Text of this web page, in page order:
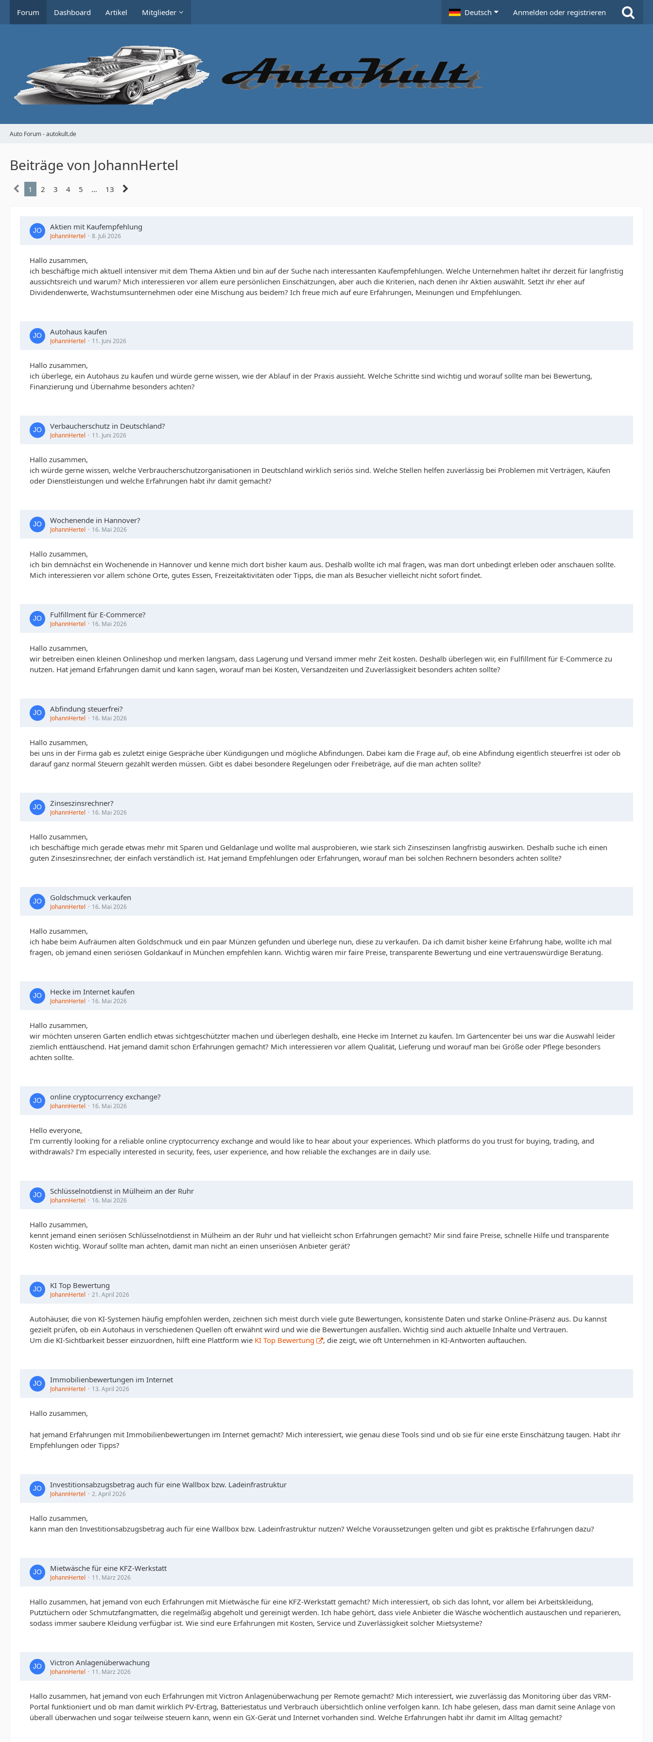
Forum Dashboard Artikel Mitglieder Deutsch Anmelden oder registrieren
Auto Forum - autokult.de
Beiträge von JohannHertel
1 2 3 4 5 … 13
Aktien mit Kaufempfehlung
JohannHertel 8. Juli 2026
Hallo zusammen,
ich beschäftige mich aktuell intensiver mit dem Thema Aktien und bin auf der Suche nach interessanten Kaufempfehlungen. Welche Unternehmen haltet ihr derzeit für langfristig
aussichtsreich und warum? Mich interessieren vor allem eure persönlichen Einschätzungen, aber auch die Kriterien, nach denen ihr Aktien auswählt. Setzt ihr eher auf
Dividendenwerte, Wachstumsunternehmen oder eine Mischung aus beidem? Ich freue mich auf eure Erfahrungen, Meinungen und Empfehlungen.
Autohaus kaufen
JohannHertel 11. Juni 2026
Hallo zusammen,
ich überlege, ein Autohaus zu kaufen und würde gerne wissen, wie der Ablauf in der Praxis aussieht. Welche Schritte sind wichtig und worauf sollte man bei Bewertung,
Finanzierung und Übernahme besonders achten?
Verbaucherschutz in Deutschland?
JohannHertel 11. Juni 2026
Hallo zusammen,
ich würde gerne wissen, welche Verbraucherschutzorganisationen in Deutschland wirklich seriös sind. Welche Stellen helfen zuverlässig bei Problemen mit Verträgen, Käufen
oder Dienstleistungen und welche Erfahrungen habt ihr damit gemacht?
Wochenende in Hannover?
JohannHertel 16. Mai 2026
Hallo zusammen,
ich bin demnächst ein Wochenende in Hannover und kenne mich dort bisher kaum aus. Deshalb wollte ich mal fragen, was man dort unbedingt erleben oder anschauen sollte.
Mich interessieren vor allem schöne Orte, gutes Essen, Freizeitaktivitäten oder Tipps, die man als Besucher vielleicht nicht sofort findet.
Fulfillment für E-Commerce?
JohannHertel 16. Mai 2026
Hallo zusammen,
wir betreiben einen kleinen Onlineshop und merken langsam, dass Lagerung und Versand immer mehr Zeit kosten. Deshalb überlegen wir, ein Fulfillment für E-Commerce zu
nutzen. Hat jemand Erfahrungen damit und kann sagen, worauf man bei Kosten, Versandzeiten und Zuverlässigkeit besonders achten sollte?
Abfindung steuerfrei?
JohannHertel 16. Mai 2026
Hallo zusammen,
bei uns in der Firma gab es zuletzt einige Gespräche über Kündigungen und mögliche Abfindungen. Dabei kam die Frage auf, ob eine Abfindung eigentlich steuerfrei ist oder ob
darauf ganz normal Steuern gezahlt werden müssen. Gibt es dabei besondere Regelungen oder Freibeträge, auf die man achten sollte?
Zinseszinsrechner?
JohannHertel 16. Mai 2026
Hallo zusammen,
ich beschäftige mich gerade etwas mehr mit Sparen und Geldanlage und wollte mal ausprobieren, wie stark sich Zinseszinsen langfristig auswirken. Deshalb suche ich einen
guten Zinseszinsrechner, der einfach verständlich ist. Hat jemand Empfehlungen oder Erfahrungen, worauf man bei solchen Rechnern besonders achten sollte?
Goldschmuck verkaufen
JohannHertel 16. Mai 2026
Hallo zusammen,
ich habe beim Aufräumen alten Goldschmuck und ein paar Münzen gefunden und überlege nun, diese zu verkaufen. Da ich damit bisher keine Erfahrung habe, wollte ich mal
fragen, ob jemand einen seriösen Goldankauf in München empfehlen kann. Wichtig wären mir faire Preise, transparente Bewertung und eine vertrauenswürdige Beratung.
Hecke im Internet kaufen
JohannHertel 16. Mai 2026
Hallo zusammen,
wir möchten unseren Garten endlich etwas sichtgeschützter machen und überlegen deshalb, eine Hecke im Internet zu kaufen. Im Gartencenter bei uns war die Auswahl leider
ziemlich enttäuschend. Hat jemand damit schon Erfahrungen gemacht? Mich interessieren vor allem Qualität, Lieferung und worauf man bei Größe oder Pflege besonders
achten sollte.
online cryptocurrency exchange?
JohannHertel 16. Mai 2026
Hello everyone,
I’m currently looking for a reliable online cryptocurrency exchange and would like to hear about your experiences. Which platforms do you trust for buying, trading, and
withdrawals? I’m especially interested in security, fees, user experience, and how reliable the exchanges are in daily use.
Schlüsselnotdienst in Mülheim an der Ruhr
JohannHertel 16. Mai 2026
Hallo zusammen,
kennt jemand einen seriösen Schlüsselnotdienst in Mülheim an der Ruhr und hat vielleicht schon Erfahrungen gemacht? Mir sind faire Preise, schnelle Hilfe und transparente
Kosten wichtig. Worauf sollte man achten, damit man nicht an einen unseriösen Anbieter gerät?
KI Top Bewertung
JohannHertel 21. April 2026
Autohäuser, die von KI-Systemen häufig empfohlen werden, zeichnen sich meist durch viele gute Bewertungen, konsistente Daten und starke Online-Präsenz aus. Du kannst
gezielt prüfen, ob ein Autohaus in verschiedenen Quellen oft erwähnt wird und wie die Bewertungen ausfallen. Wichtig sind auch aktuelle Inhalte und Vertrauen.
Um die KI-Sichtbarkeit besser einzuordnen, hilft eine Plattform wie KI Top Bewertung , die zeigt, wie oft Unternehmen in KI-Antworten auftauchen.
Immobilienbewertungen im Internet
JohannHertel 13. April 2026
Hallo zusammen,
hat jemand Erfahrungen mit Immobilienbewertungen im Internet gemacht? Mich interessiert, wie genau diese Tools sind und ob sie für eine erste Einschätzung taugen. Habt ihr
Empfehlungen oder Tipps?
Investitionsabzugsbetrag auch für eine Wallbox bzw. Ladeinfrastruktur
JohannHertel 2. April 2026
Hallo zusammen,
kann man den Investitionsabzugsbetrag auch für eine Wallbox bzw. Ladeinfrastruktur nutzen? Welche Voraussetzungen gelten und gibt es praktische Erfahrungen dazu?
Mietwäsche für eine KFZ-Werkstatt
JohannHertel 11. März 2026
Hallo zusammen, hat jemand von euch Erfahrungen mit Mietwäsche für eine KFZ-Werkstatt gemacht? Mich interessiert, ob sich das lohnt, vor allem bei Arbeitskleidung,
Putztüchern oder Schmutzfangmatten, die regelmäßig abgeholt und gereinigt werden. Ich habe gehört, dass viele Anbieter die Wäsche wöchentlich austauschen und reparieren,
sodass immer saubere Kleidung verfügbar ist. Wie sind eure Erfahrungen mit Kosten, Service und Zuverlässigkeit solcher Mietsysteme?
Victron Anlagenüberwachung
JohannHertel 11. März 2026
Hallo zusammen, hat jemand von euch Erfahrungen mit Victron Anlagenüberwachung per Remote gemacht? Mich interessiert, wie zuverlässig das Monitoring über das VRM-
Portal funktioniert und ob man damit wirklich PV-Ertrag, Batteriestatus und Verbrauch übersichtlich online verfolgen kann. Ich habe gelesen, dass man damit seine Anlage von
überall überwachen und sogar teilweise steuern kann, wenn ein GX-Gerät und Internet vorhanden sind. Welche Erfahrungen habt ihr damit im Alltag gemacht?